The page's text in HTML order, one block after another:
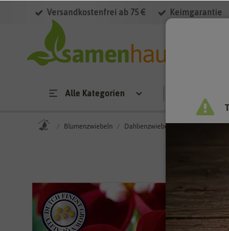
Versandkostenfrei ab 75 € Keimgarantie
Alle Kategorien
Blumenzwiebeln Dahlienzwiebeln